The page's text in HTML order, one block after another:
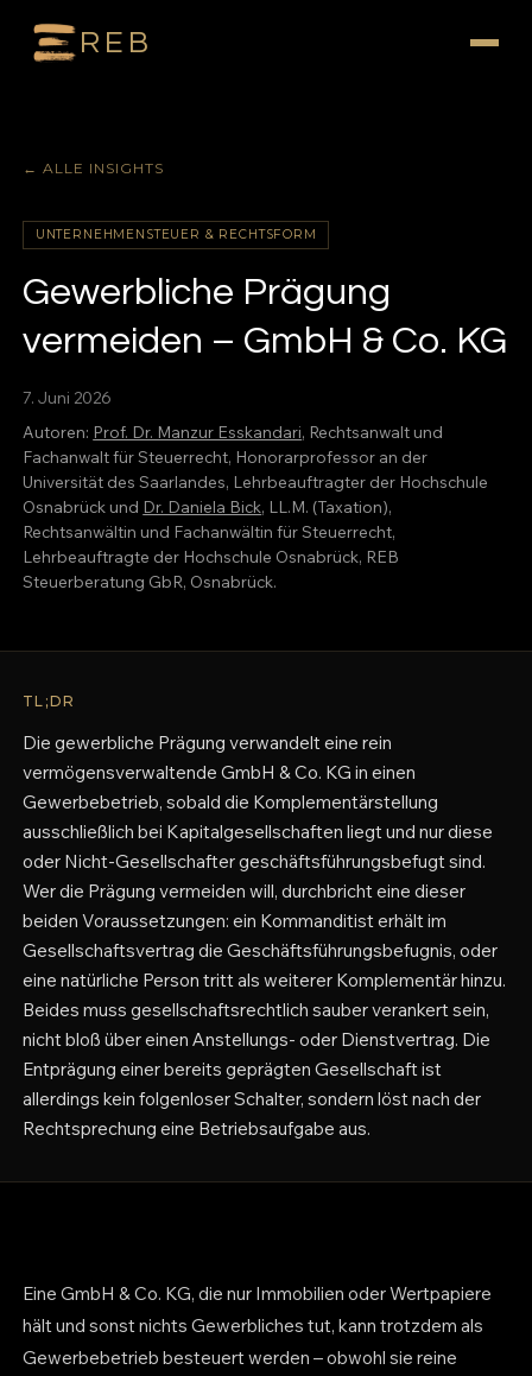
REB
← ALLE INSIGHTS
UNTERNEHMENSTEUER & RECHTSFORM
Gewerbliche Prägung
vermeiden – GmbH & Co. KG
7. Juni 2026
Autoren: Prof. Dr. Manzur Esskandari, Rechtsanwalt und
Fachanwalt für Steuerrecht, Honorarprofessor an der
Universität des Saarlandes, Lehrbeauftragter der Hochschule
Osnabrück und Dr. Daniela Bick, LL.M. (Taxation),
Rechtsanwältin und Fachanwältin für Steuerrecht,
Lehrbeauftragte der Hochschule Osnabrück, REB
Steuerberatung GbR, Osnabrück.
TL;DR
Die gewerbliche Prägung verwandelt eine rein
vermögensverwaltende GmbH & Co. KG in einen
Gewerbebetrieb, sobald die Komplementärstellung
ausschließlich bei Kapitalgesellschaften liegt und nur diese
oder Nicht-Gesellschafter geschäftsführungsbefugt sind.
Wer die Prägung vermeiden will, durchbricht eine dieser
beiden Voraussetzungen: ein Kommanditist erhält im
Gesellschaftsvertrag die Geschäftsführungsbefugnis, oder
eine natürliche Person tritt als weiterer Komplementär hinzu.
Beides muss gesellschaftsrechtlich sauber verankert sein,
nicht bloß über einen Anstellungs- oder Dienstvertrag. Die
Entprägung einer bereits geprägten Gesellschaft ist
allerdings kein folgenloser Schalter, sondern löst nach der
Rechtsprechung eine Betriebsaufgabe aus.
Eine GmbH & Co. KG, die nur Immobilien oder Wertpapiere
hält und sonst nichts Gewerbliches tut, kann trotzdem als
Gewerbebetrieb besteuert werden – obwohl sie reine